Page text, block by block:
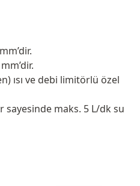
ısı ve debi limitörlü özel
sayesinde maks. 5 L/dk su